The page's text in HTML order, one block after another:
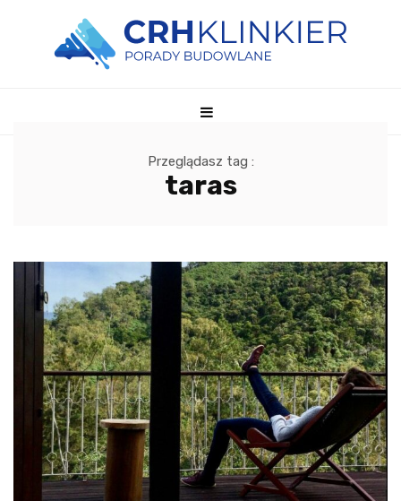
Przeglądasz tag :
taras